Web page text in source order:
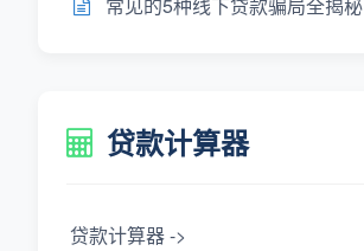
贷款计算器
贷款计算器 ->